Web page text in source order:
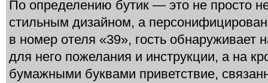
По определению бутик — это не просто
стильным дизайном, а
в номер отеля «39», гость обнаруживает
для него пожелания и инструкции, а на
бумажными буквами приветствие,